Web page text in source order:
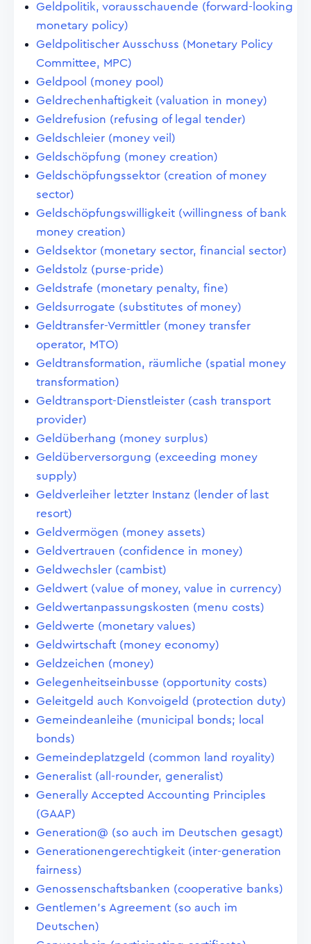
Geldpolitik, vorausschauende (forward-looking
monetary policy)
Geldpolitischer Ausschuss (Monetary Policy
Committee, MPC)
Geldpool (money pool)
Geldrechenhaftigkeit (valuation in money)
Geldrefusion (refusing of legal tender)
Geldschleier (money veil)
Geldschöpfung (money creation)
Geldschöpfungssektor (creation of money
sector)
Geldschöpfungswilligkeit (willingness of bank
money creation)
Geldsektor (monetary sector, financial sector)
Geldstolz (purse-pride)
Geldstrafe (monetary penalty, fine)
Geldsurrogate (substitutes of money)
Geldtransfer-Vermittler (money transfer
operator, MTO)
Geldtransformation, räumliche (spatial money
transformation)
Geldtransport-Dienstleister (cash transport
provider)
Geldüberhang (money surplus)
Geldüberversorgung (exceeding money
supply)
Geldverleiher letzter Instanz (lender of last
resort)
Geldvermögen (money assets)
Geldvertrauen (confidence in money)
Geldwechsler (cambist)
Geldwert (value of money, value in currency)
Geldwertanpassungskosten (menu costs)
Geldwerte (monetary values)
Geldwirtschaft (money economy)
Geldzeichen (money)
Gelegenheitseinbusse (opportunity costs)
Geleitgeld auch Konvoigeld (protection duty)
Gemeindeanleihe (municipal bonds; local
bonds)
Gemeindeplatzgeld (common land royality)
Generalist (all-rounder, generalist)
Generally Accepted Accounting Principles
(GAAP)
Generation@ (so auch im Deutschen gesagt)
Generationengerechtigkeit (inter-generation
fairness)
Genossenschaftsbanken (cooperative banks)
Gentlemen's Agreement (so auch im
Deutschen)